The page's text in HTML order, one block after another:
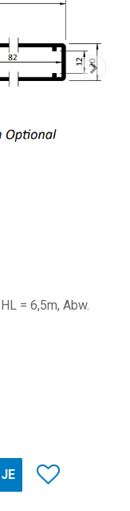
= 6,5m, Abw.